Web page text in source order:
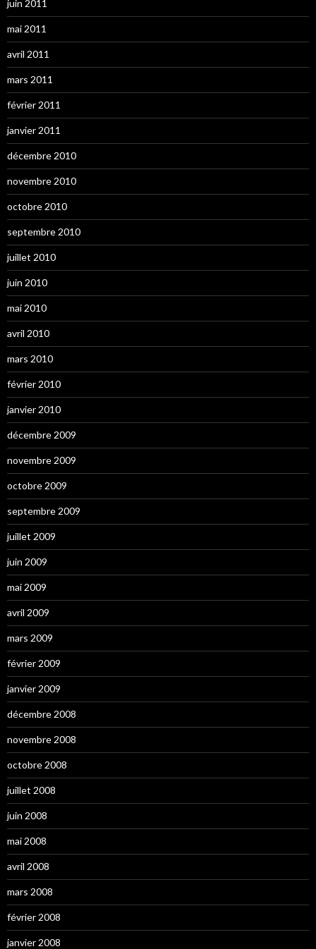
juin 2011
mai 2011
avril 2011
mars 2011
février 2011
janvier 2011
décembre 2010
novembre 2010
octobre 2010
septembre 2010
juillet 2010
juin 2010
mai 2010
avril 2010
mars 2010
février 2010
janvier 2010
décembre 2009
novembre 2009
octobre 2009
septembre 2009
juillet 2009
juin 2009
mai 2009
avril 2009
mars 2009
février 2009
janvier 2009
décembre 2008
novembre 2008
octobre 2008
juillet 2008
juin 2008
mai 2008
avril 2008
mars 2008
février 2008
janvier 2008